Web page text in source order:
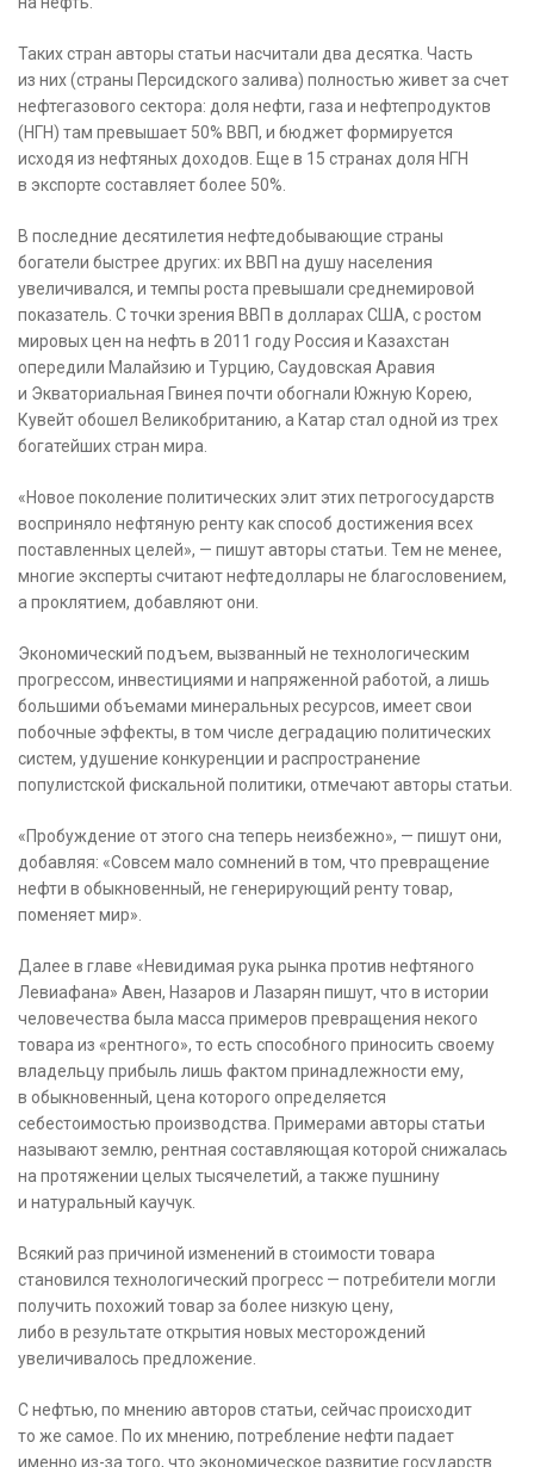
Таких стран авторы статьи насчитали два десятка. Часть
из них (страны Персидского залива) полностью живет за счет
нефтегазового сектора: доля нефти, газа и нефтепродуктов
(НГН) там превышает 50% ВВП, и бюджет формируется
исходя из нефтяных доходов. Еще в 15 странах доля НГН
в экспорте составляет более 50%.
В последние десятилетия нефтедобывающие страны
богатели быстрее других: их ВВП на душу населения
увеличивался, и темпы роста превышали среднемировой
показатель. С точки зрения ВВП в долларах США, с ростом
мировых цен на нефть в 2011 году Россия и Казахстан
опередили Малайзию и Турцию, Саудовская Аравия
и Экваториальная Гвинея почти обогнали Южную Корею,
Кувейт обошел Великобританию, а Катар стал одной из трех
богатейших стран мира.
«Новое поколение политических элит этих петрогосударств
восприняло нефтяную ренту как способ достижения всех
поставленных целей», — пишут авторы статьи. Тем не менее,
многие эксперты считают нефтедоллары не благословением,
а проклятием, добавляют они.
Экономический подъем, вызванный не технологическим
прогрессом, инвестициями и напряженной работой, а лишь
большими объемами минеральных ресурсов, имеет свои
побочные эффекты, в том числе деградацию политических
систем, удушение конкуренции и распространение
популистской фискальной политики, отмечают авторы статьи.
«Пробуждение от этого сна теперь неизбежно», — пишут они,
добавляя: «Совсем мало сомнений в том, что превращение
нефти в обыкновенный, не генерирующий ренту товар,
поменяет мир».
Далее в главе «Невидимая рука рынка против нефтяного
Левиафана» Авен, Назаров и Лазарян пишут, что в истории
человечества была масса примеров превращения некого
товара из «рентного», то есть способного приносить своему
владельцу прибыль лишь фактом принадлежности ему,
в обыкновенный, цена которого определяется
себестоимостью производства. Примерами авторы статьи
называют землю, рентная составляющая которой снижалась
на протяжении целых тысячелетий, а также пушнину
и натуральный каучук.
Всякий раз причиной изменений в стоимости товара
становился технологический прогресс — потребители могли
получить похожий товар за более низкую цену,
либо в результате открытия новых месторождений
увеличивалось предложение.
С нефтью, по мнению авторов статьи, сейчас происходит
то же самое. По их мнению, потребление нефти падает
именно из-за того, что экономическое развитие государств